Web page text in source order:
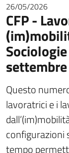
26/05/2026
CFP -
Questo
lavoratrici e i
configurazioni
tempo